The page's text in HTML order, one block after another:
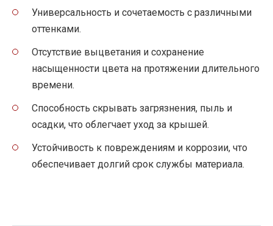
Универсальность и сочетаемость с различными
оттенками.
Отсутствие выцветания и сохранение
насыщенности цвета на протяжении длительного
времени.
Способность скрывать загрязнения, пыль и
осадки, что облегчает уход за крышей.
Устойчивость к повреждениям и коррозии, что
обеспечивает долгий срок службы материала.